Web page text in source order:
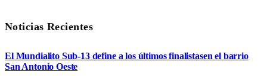
Noticias Recientes
El Mundialito Sub-13 define a los últimos finalistasen el barrio
San Antonio Oeste